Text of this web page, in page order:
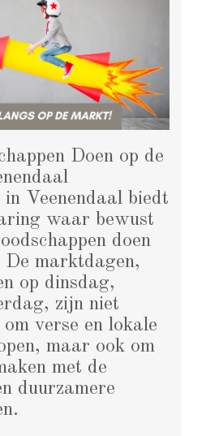
Doen op de
Veenendaal biedt
waar bewust
doen
marktdagen,
op dinsdag,
zijn niet
verse en lokale
maar ook om
met de
duurzamere